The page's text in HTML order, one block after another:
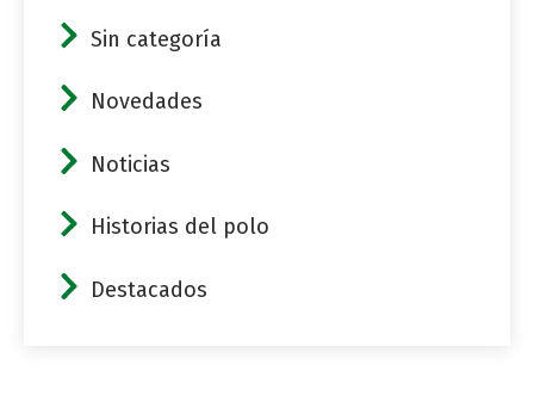
Sin categoría
Novedades
Noticias
Historias del polo
Destacados